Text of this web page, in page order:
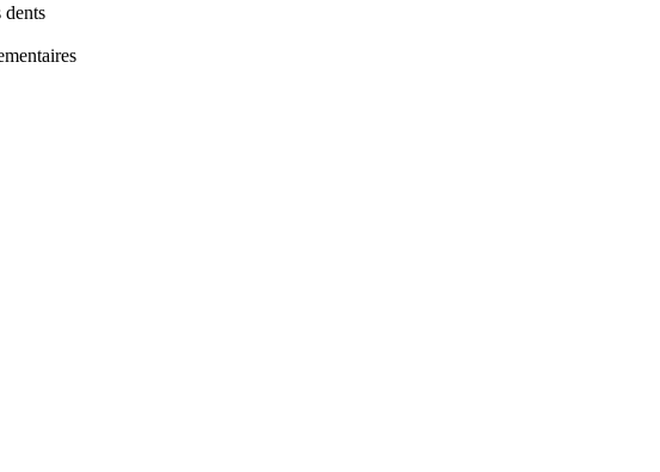
dents